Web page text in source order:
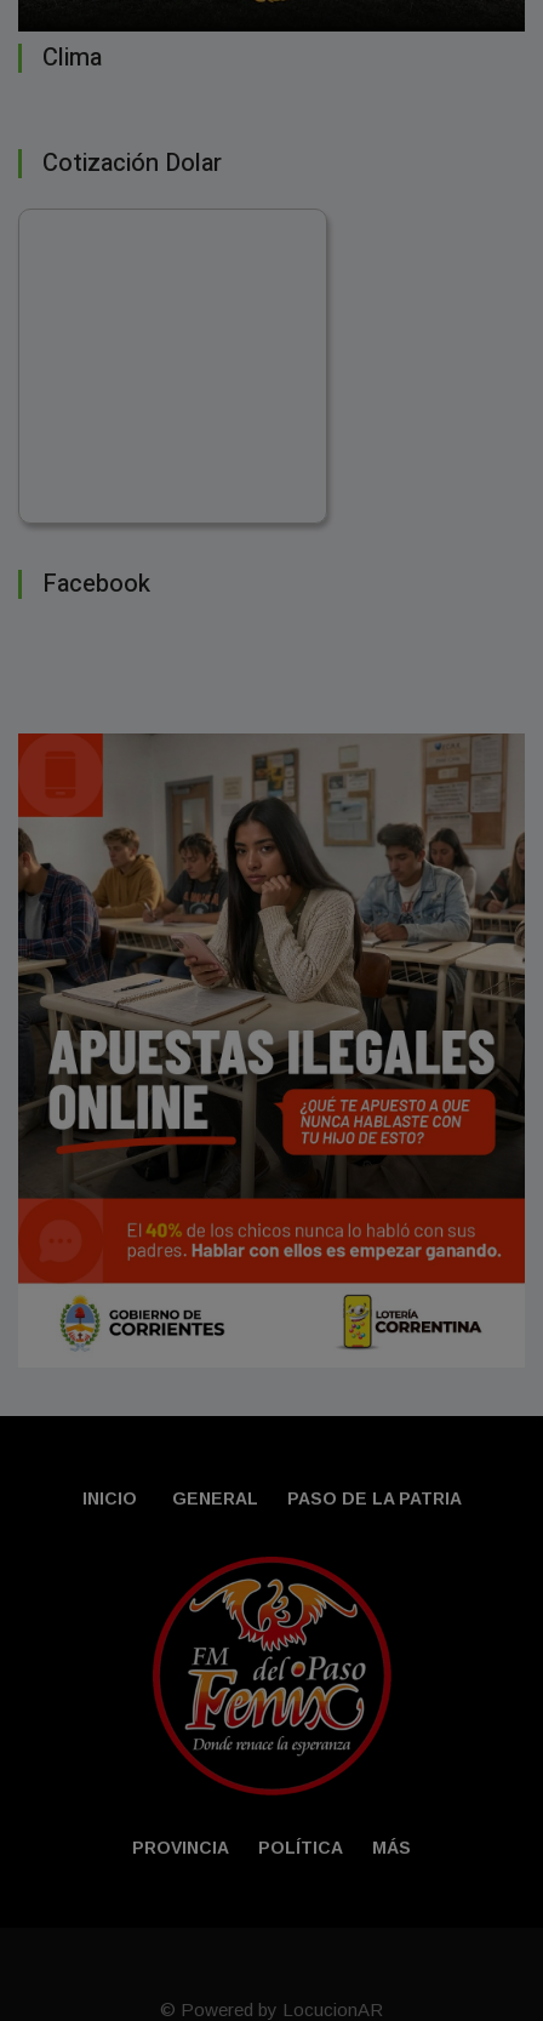
Clima
Cotización Dolar
Facebook
INICIO GENERAL PASO DE LA PATRIA
PROVINCIA POLÍTICA MÁS
© Powered by LocucionAR